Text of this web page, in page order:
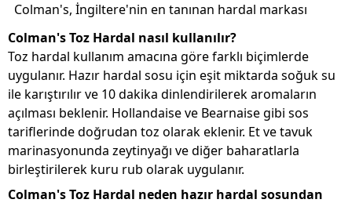
Colman's, İngiltere'nin en tanınan hardal markası
Colman's Toz Hardal nasıl kullanılır?
Toz hardal kullanım amacına göre farklı biçimlerde
uygulanır. Hazır hardal sosu için eşit miktarda soğuk su
ile karıştırılır ve 10 dakika dinlendirilerek aromaların
açılması beklenir. Hollandaise ve Bearnaise gibi sos
tariflerinde doğrudan toz olarak eklenir. Et ve tavuk
marinasyonunda zeytinyağı ve diğer baharatlarla
birleştirilerek kuru rub olarak uygulanır.
Colman's Toz Hardal neden hazır hardal sosundan